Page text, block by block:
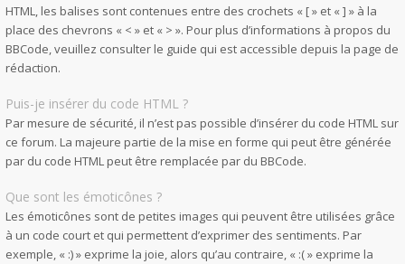
HTML, les balises sont contenues entre des crochets « [ » et « ] » à la
place des chevrons « < » et « > ». Pour plus d’informations à propos du
BBCode, veuillez consulter le guide qui est accessible depuis la page de
rédaction.
Puis-je insérer du code HTML ?
Par mesure de sécurité, il n’est pas possible d’insérer du code HTML sur
ce forum. La majeure partie de la mise en forme qui peut être générée
par du code HTML peut être remplacée par du BBCode.
Que sont les émoticônes ?
Les émoticônes sont de petites images qui peuvent être utilisées grâce
à un code court et qui permettent d’exprimer des sentiments. Par
exemple, « :) » exprime la joie, alors qu’au contraire, « :( » exprime la